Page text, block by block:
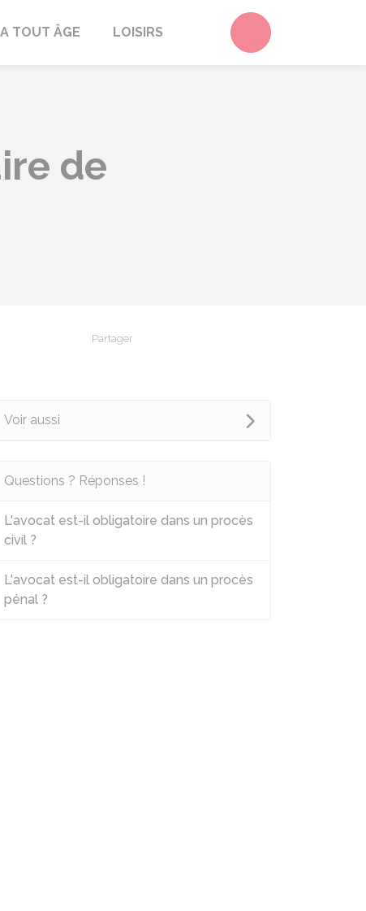
A TOUT ÂGE LOISIRS Accéder au
de
Partager
Voir aussi
Questions ? Réponses !
L'avocat est-il obligatoire dans un procès
civil ?
L'avocat est-il obligatoire dans un procès
pénal ?